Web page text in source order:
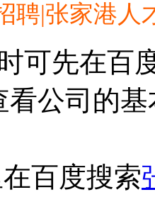
聘|张家港人
可先在百
看公司的
百度搜索